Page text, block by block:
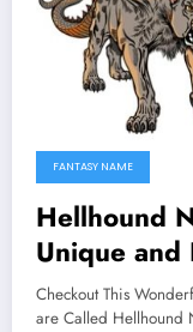
FANTASY NAME
Hellhound
Unique and
Worlds
Checkout This
are Called Hellhound